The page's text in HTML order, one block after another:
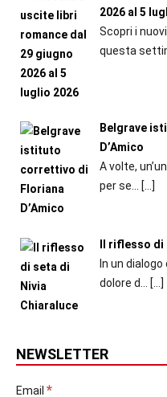
2026 al 5
Scopri i
questa
Belgrave
D’Amico
A volte,
per se... […]
Il riflesso
In un
dolore d...
[…]
NEWSLETTER
Email *